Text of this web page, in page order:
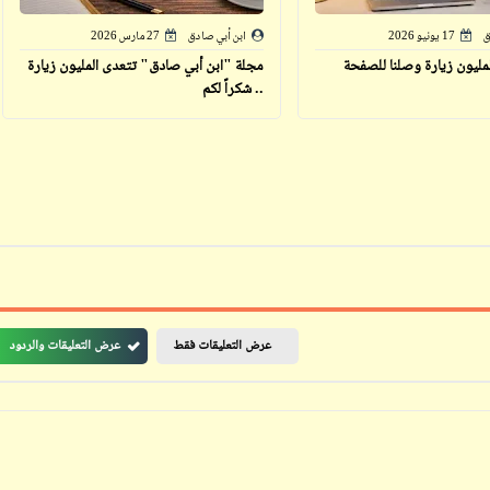
17 يونيو 2026
زيارة وصلنا للصفحة
ابن أبي صادق 27 مارس 2026
مجلة "ابن أبي صادق" تتعدى المليون زيارة
.. شكراً لكم
عرض التعليقات فقط عرض التعليقات والردود
ابن أبي صادق
12 نوفمبر 2023
ابن أبي صادق
ابن أبي صادق
06 أغسطس 2023